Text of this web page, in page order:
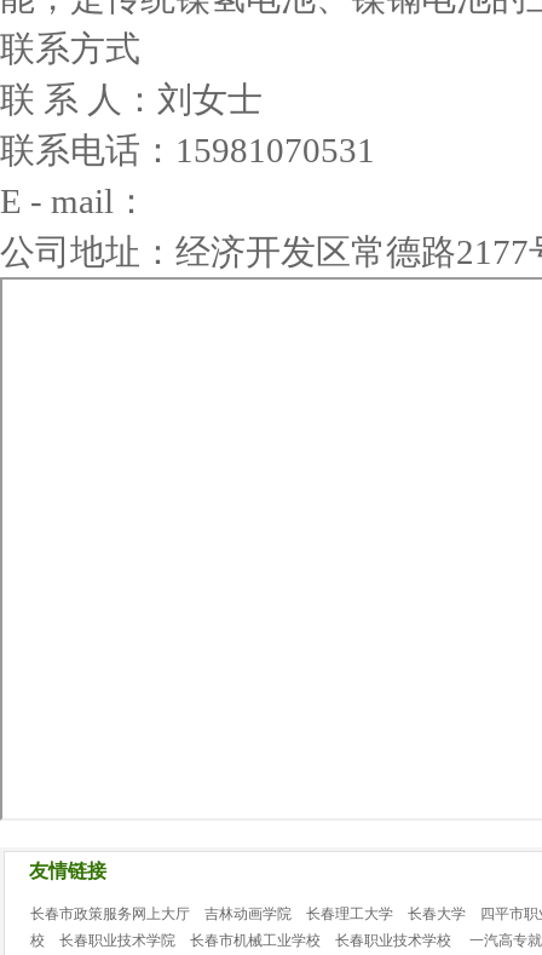
联系方式
联 系 人：刘女士
联系电话：15981070531
E - mail：
公司地址：经济开发区常德路2177
友情链接
长春市政策服务网上大厅 吉林动画学院 长春理工大学 长春大学
四平市
校
长春职业技术学院 长春市机械工业学校 长春职业技术学校 一汽高专